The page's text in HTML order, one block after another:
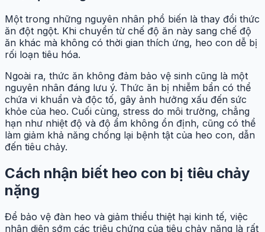
Một trong những nguyên nhân phổ biến là thay đổi thức
ăn đột ngột. Khi chuyển từ chế độ ăn này sang chế độ
ăn khác mà không có thời gian thích ứng, heo con dễ bị
rối loạn tiêu hóa.
Ngoài ra, thức ăn không đảm bảo vệ sinh cũng là một
nguyên nhân đáng lưu ý. Thức ăn bị nhiễm bẩn có thể
chứa vi khuẩn và độc tố, gây ảnh hưởng xấu đến sức
khỏe của heo. Cuối cùng, stress do môi trường, chẳng
hạn như nhiệt độ và độ ẩm không ổn định, cũng có thể
làm giảm khả năng chống lại bệnh tật của heo con, dẫn
đến tiêu chảy.
Cách nhận biết heo con bị tiêu chảy
nặng
Để bảo vệ đàn heo và giảm thiểu thiệt hại kinh tế, việc
nhận diện sớm các triệu chứng của tiêu chảy nặng là rất